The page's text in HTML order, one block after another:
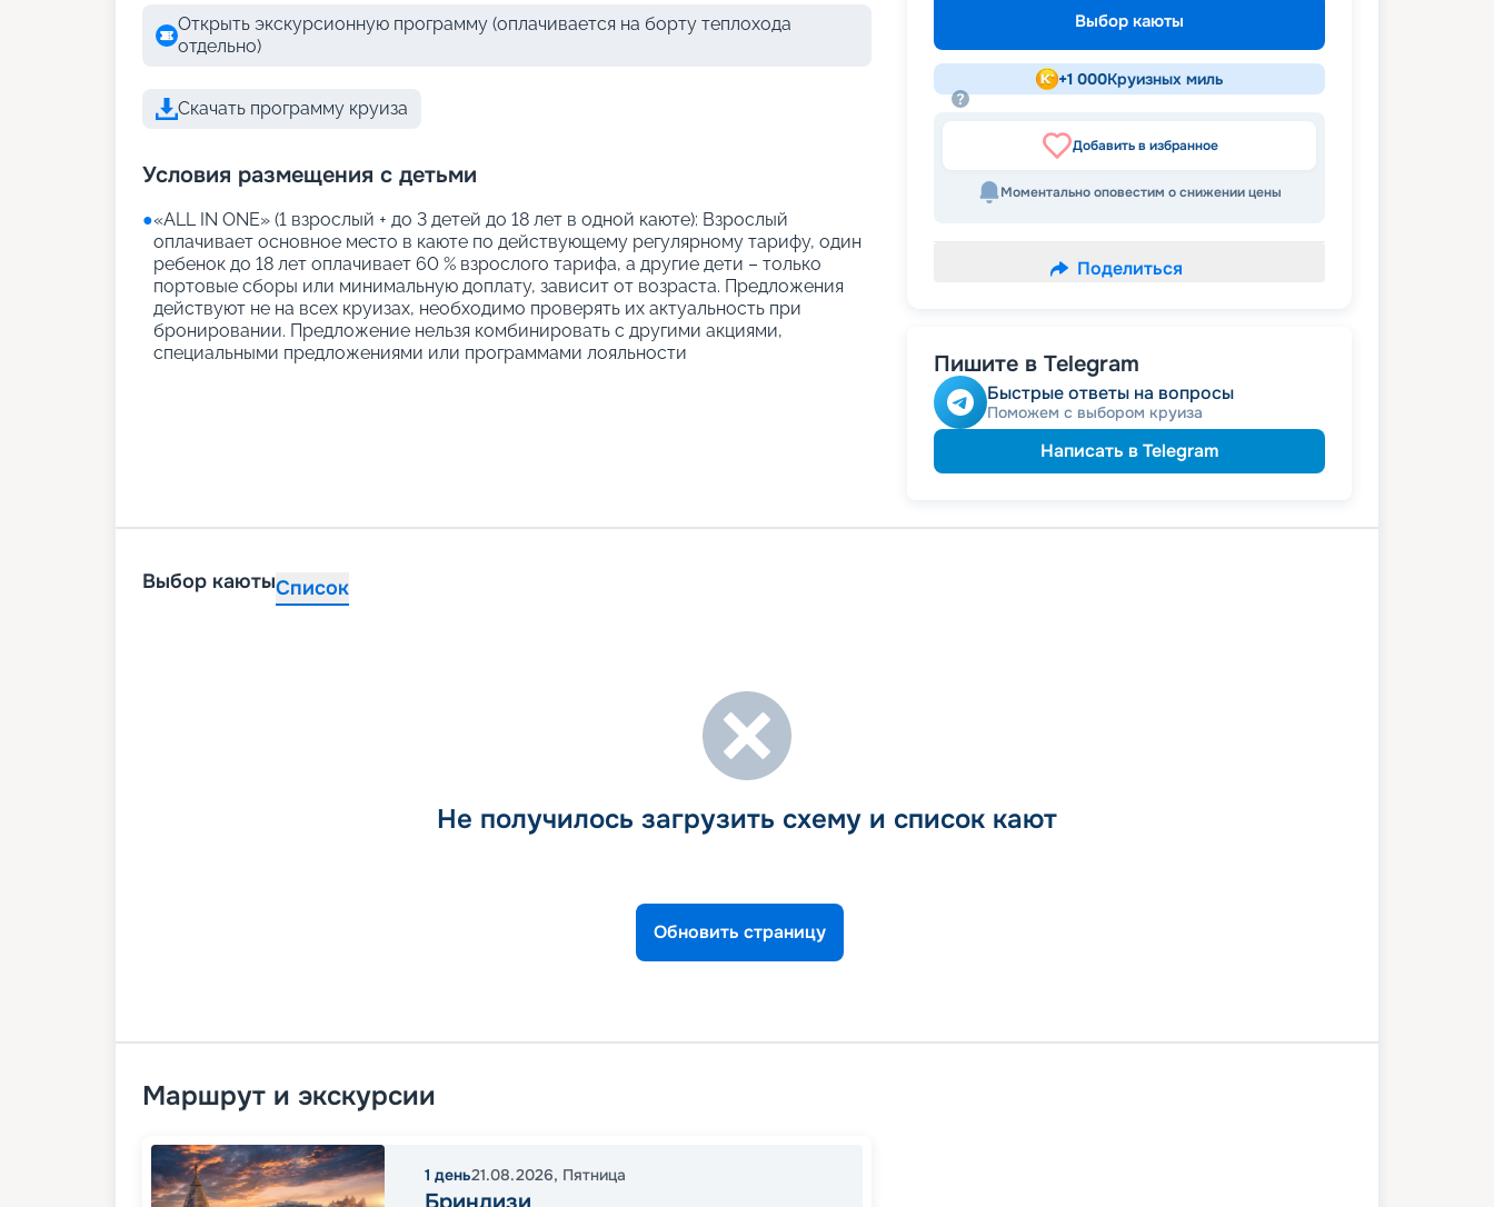
Открыть экскурсионную программу (оплачивается на борту теплохода
отдельно)
Скачать программу круиза
Условия размещения с детьми
●«АLL IN ONE» (1 взрослый + до 3 детей до 18 лет в одной каюте): Взрослый
оплачивает основное место в каюте по действующему регулярному тарифу, один
ребенок до 18 лет оплачивает 60 % взрослого тарифа, а другие дети – только
портовые сборы или минимальную доплату, зависит от возраста. Предложения
действуют не на всех круизах, необходимо проверять их актуальность при
бронировании. Предложение нельзя комбинировать с другими акциями,
специальными предложениями или программами лояльности
Выбор каюты
+1 000Круизных миль
Добавить в избранное
Моментально оповестим о снижении цены
Поделиться
Пишите в Telegram
Быстрые ответы на вопросы
Поможем с выбором круиза
Написать в Telegram
Выбор каютыСписок
Не получилось загрузить схему и список кают
Обновить страницу
Маршрут и экскурсии
1 день21.08.2026, Пятница